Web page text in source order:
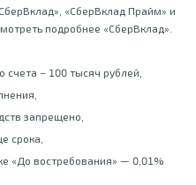
«СберВклад Прайм» и
подробнее «СберВклад».
– 100 тысяч рублей,
запрещено,
срока,
«До востребования» — 0,01%